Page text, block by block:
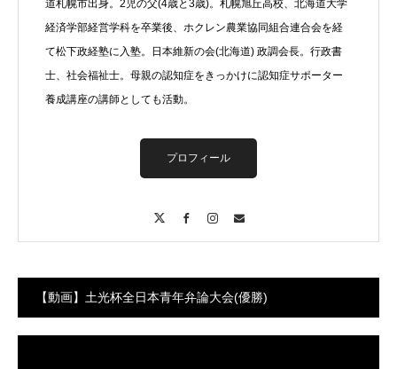
道札幌市出身。2児の父(4歳と3歳)。札幌旭丘高校、北海道大学
経済学部経営学科を卒業後、ホクレン農業協同組合連合会を経
て松下政経塾に入塾。日本維新の会(北海道) 政調会長。行政書
士、社会福祉士。母親の認知症をきっかけに認知症サポーター
養成講座の講師としても活動。
プロフィール
【動画】土光杯全日本青年弁論大会(優勝)
動